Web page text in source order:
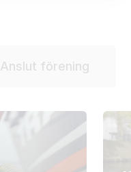
Anslut förening